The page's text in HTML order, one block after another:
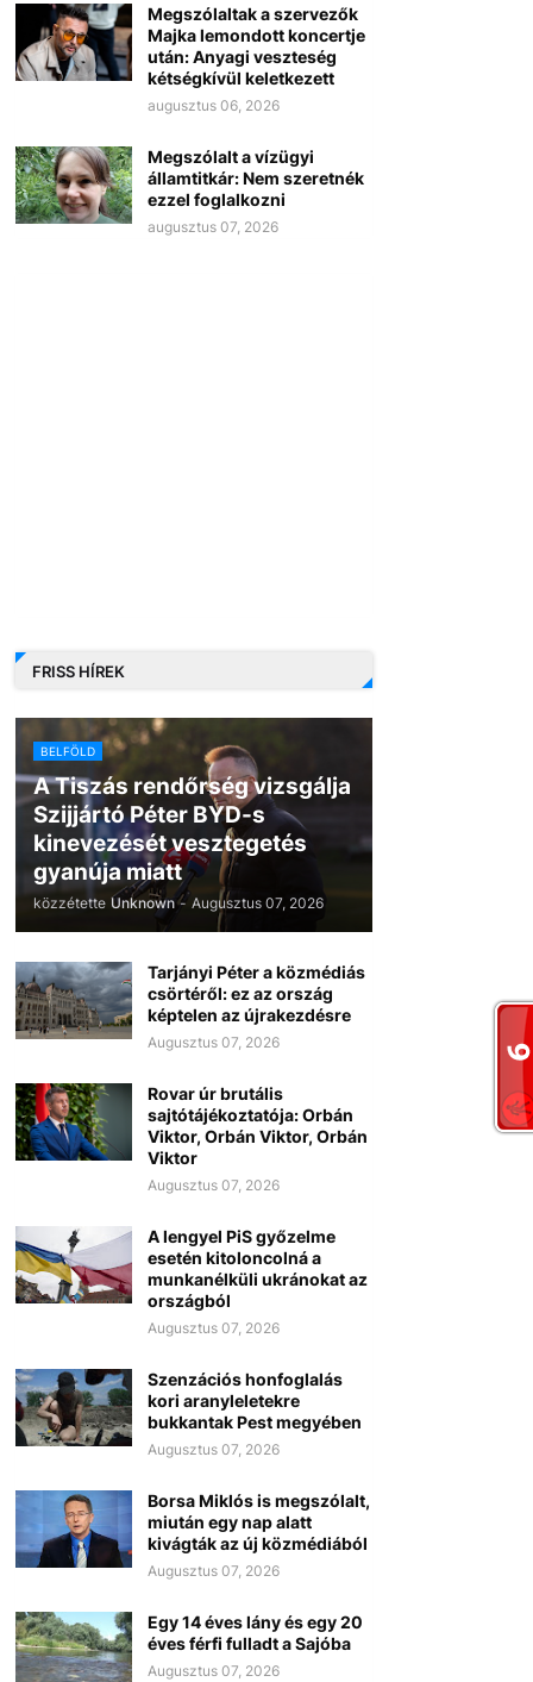
Megszólaltak a szervezők
Majka lemondott koncertje
után: Anyagi veszteség
kétségkívül keletkezett
augusztus 06, 2026
Megszólalt a vízügyi
államtitkár: Nem szeretnék
ezzel foglalkozni
augusztus 07, 2026
FRISS HÍREK
BELFÖLD
A Tiszás rendőrség vizsgálja
Szijjártó Péter BYD-s
kinevezését vesztegetés
gyanúja miatt
közzétette Unknown - Augusztus 07, 2026
Tarjányi Péter a közmédiás
csörtéről: ez az ország
képtelen az újrakezdésre
Augusztus 07, 2026
Rovar úr brutális
sajtótájékoztatója: Orbán
Viktor, Orbán Viktor, Orbán
Viktor
Augusztus 07, 2026
A lengyel PiS győzelme
esetén kitoloncolná a
munkanélküli ukránokat az
országból
Augusztus 07, 2026
Szenzációs honfoglalás
kori aranyleletekre
bukkantak Pest megyében
Augusztus 07, 2026
Borsa Miklós is megszólalt,
miután egy nap alatt
kivágták az új közmédiából
Augusztus 07, 2026
Egy 14 éves lány és egy 20
éves férfi fulladt a Sajóba
Augusztus 07, 2026